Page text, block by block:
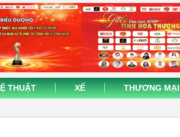
THUẬT XẾ THƯƠNG MẠI